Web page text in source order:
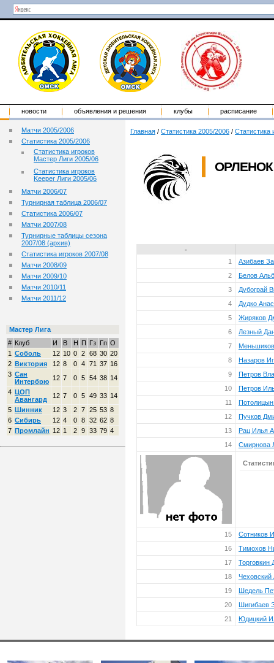
новости объявления и решения клубы расписание
Матчи 2005/2006
Статистика 2005/2006
Статистика игроков
Мастер Лиги 2005/06
Статистика игроков
Keeper Лиги 2005/06
Матчи 2006/07
Турнирная таблица 2006/07
Статистика 2006/07
Матчи 2007/08
Турнирные таблицы сезона
2007/08 (архив)
Статистика игроков 2007/08
Матчи 2008/09
Матчи 2009/10
Матчи 2010/11
Матчи 2011/12
Мастер Лига
# Клуб И В Н П Гз Гп О
1 Соболь 12 10 0 2 68 30 20
2 Виктория 12 8 0 4 71 37 16
3 Сан
Интербрю 12 7 0 5 54 38 14
4 ЦОП
Авангард
12 7 0 5 49 33 14
5 Шинник 12 3 2 7 25 53 8
6 Сибирь 12 4 0 8 32 62 8
7 Промлайн 12 1 2 9 33 79 4
Главная / Статистика 2005/2006 / Статистика
ОРЛЕНОК
-
1
Азибаев
2
Белов
3
Дубограй
4
Дудко
5
Жиряков
6
Лезный
7
8
Назаров
9
Петров
10
Петров
11
12
Пучков
13
Рац Илья
14
Смирнова
15
Сотников
16
Тимохов
17
Торговкин
18
Чеховский
19
Шедель
20
Шигибаев
21
Юдицкий